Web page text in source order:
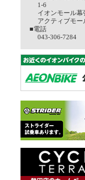
1-6
イオンモール幕
アクティブモー
■電話
043-306-7284